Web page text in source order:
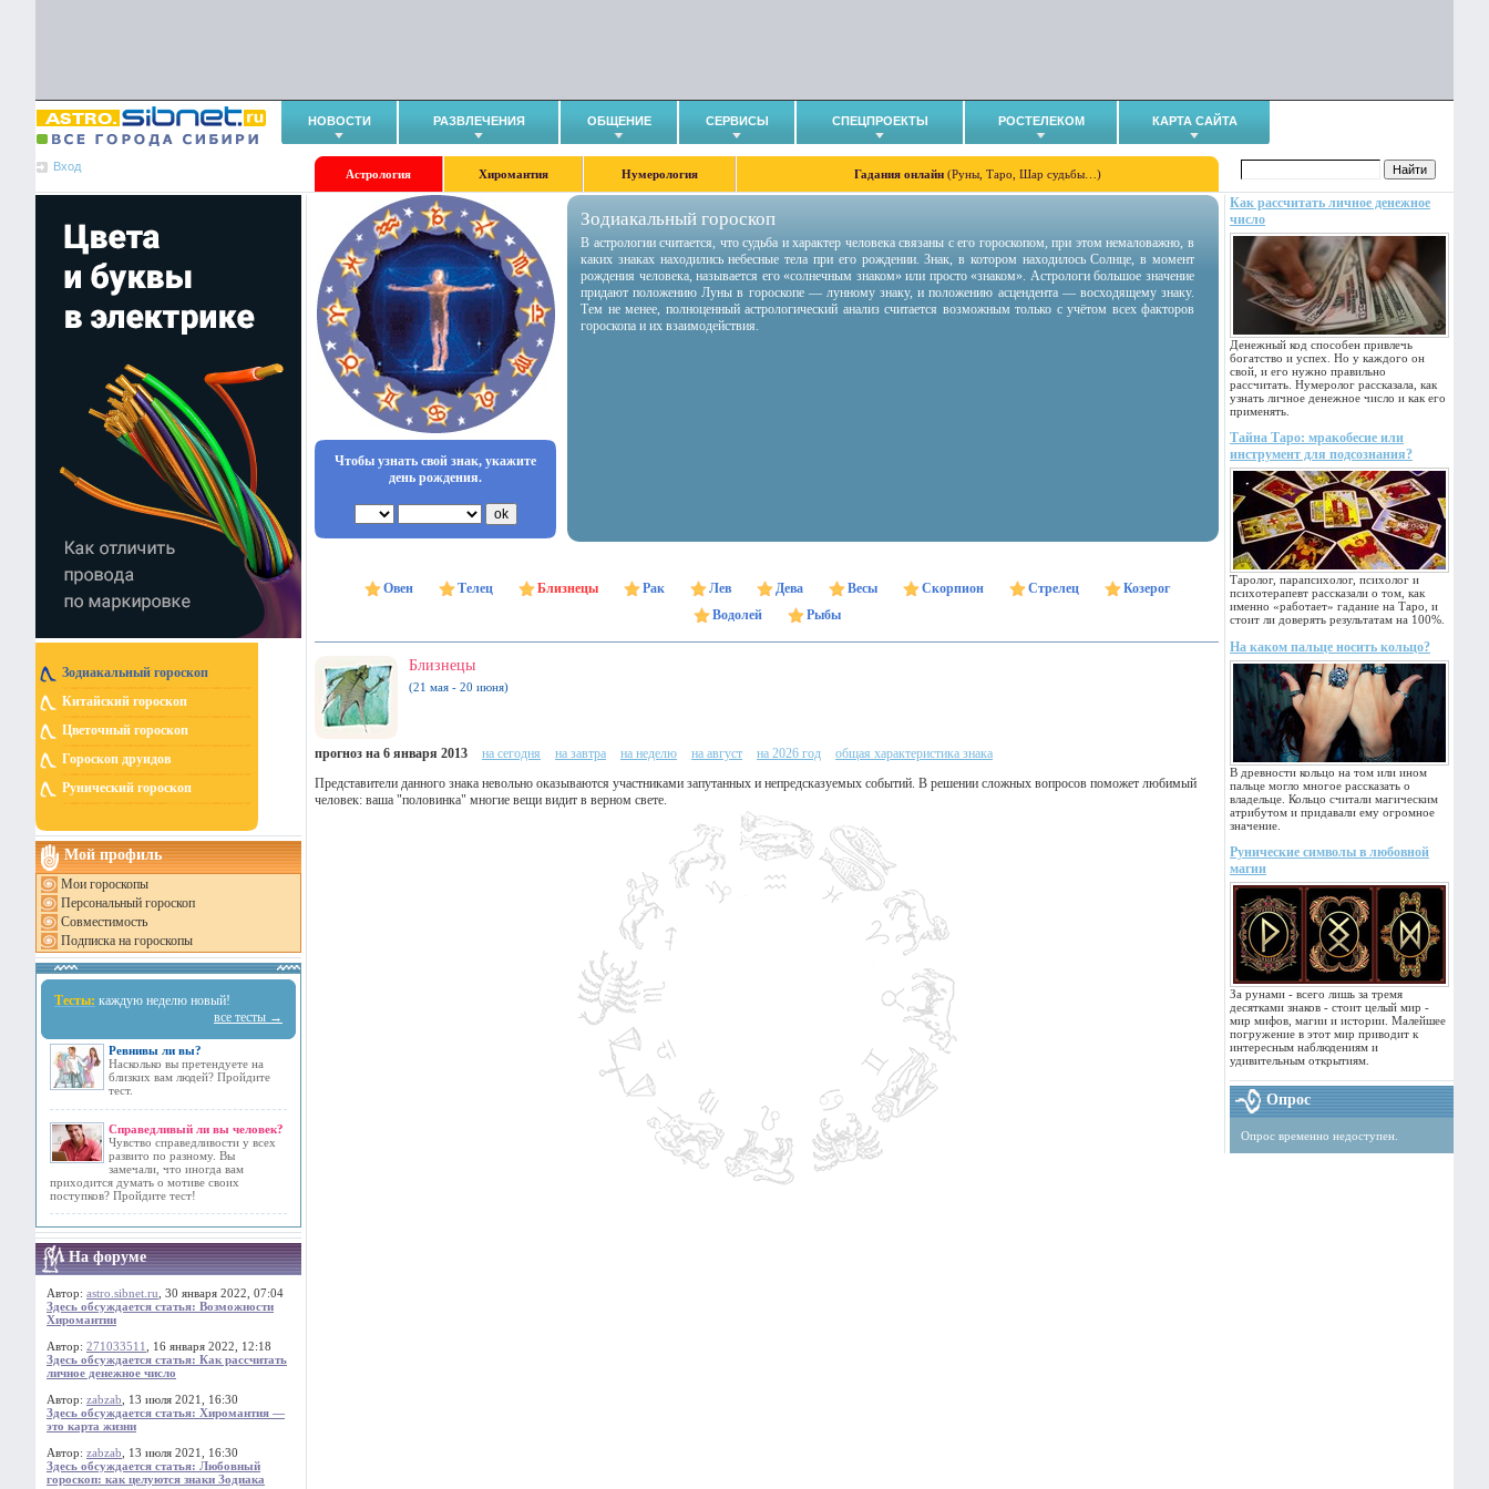
НОВОСТИ РАЗВЛЕЧЕНИЯ ОБЩЕНИЕ СЕРВИСЫ СПЕЦПРОЕКТЫ РОСТЕЛЕКОМ КАРТА САЙТА
Вход
Астрология Хиромантия Нумерология Гадания онлайн (Руны, Таро, Шар судьбы…)
Зодиакальный гороскоп
Китайский гороскоп
Цветочный гороскоп
Гороскоп друидов
Рунический гороскоп
Мой профиль
Мои гороскопы
Персональный гороскоп
Совместимость
Подписка на гороскопы
Тесты: каждую неделю новый!
все тесты →
Ревнивы ли вы?
Насколько вы претендуете на
близких вам людей? Пройдите
тест.
Справедливый ли вы человек?
Чувство справедливости у всех
развито по разному. Вы
замечали, что иногда вам
приходится думать о мотиве своих
поступков? Пройдите тест!
На форуме
Автор: astro.sibnet.ru , 30 января 2022, 07:04
Здесь обсуждается статья: Возможности
Хиромантии
Автор: 271033511
, 16 января 2022, 12:18
Здесь обсуждается статья: Как рассчитать
личное денежное число
Автор: zabzab , 13 июля 2021, 16:30
Здесь обсуждается статья: Хиромантия —
это карта жизни
Автор: zabzab , 13 июля 2021, 16:30
Здесь обсуждается статья: Любовный
гороскоп: как целуются знаки Зодиака
Как рассчитать личное денежное
число
Денежный код способен привлечь
богатство и успех. Но у каждого он
свой, и его нужно правильно
рассчитать. Нумеролог рассказала, как
узнать личное денежное число и как его
применять.
Тайна Таро: мракобесие или
инструмент для подсознания?
Таролог, парапсихолог, психолог и
психотерапевт рассказали о том, как
именно «работает» гадание на Таро, и
стоит ли доверять результатам на 100%.
На каком пальце носить кольцо?
В древности кольцо на том или ином
пальце могло многое рассказать о
владельце. Кольцо считали магическим
атрибутом и придавали ему огромное
значение.
Рунические символы в любовной
магии
За рунами - всего лишь за тремя
десятками знаков - стоит целый мир -
мир мифов, магии и истории. Малейшее
погружение в этот мир приводит к
интересным наблюдениям и
удивительным открытиям.
Опрос
Опрос временно недоступен.
Чтобы узнать свой знак, укажите
день рождения.
Зодиакальный гороскоп
В астрологии считается, что судьба и характер человека связаны с его гороскопом, при этом немаловажно, в
каких знаках находились небесные тела при его рождении. Знак, в котором находилось Солнце, в момент
рождения человека, называется его «солнечным знаком» или просто «знаком». Астрологи большое значение
придают положению Луны в гороскопе — лунному знаку, и положению асцендента — восходящему знаку.
Тем не менее, полноценный астрологический анализ считается возможным только с учётом всех факторов
гороскопа и их взаимодействия.
Овен Телец Близнецы Рак Лев Дева Весы Скорпион Стрелец
Козерог
Водолей
Рыбы
Близнецы
(21 мая - 20 июня)
прогноз на 6 января 2013 на сегодня на завтра на неделю на август на 2026 год
общая характеристика знака
Представители данного знака невольно оказываются участниками запутанных и непредсказуемых событий. В решении сложных вопросов поможет любимый
человек: ваша "половинка" многие вещи видит в верном свете.